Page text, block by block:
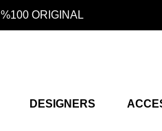
%100 ORIGINAL
DESIGNERS